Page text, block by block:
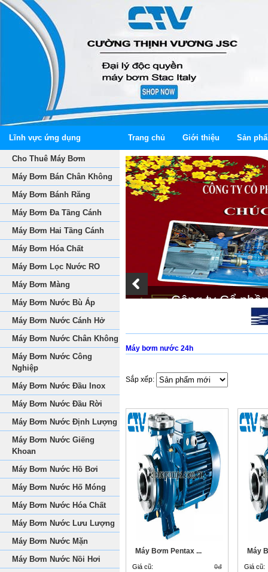
Lĩnh vực ứng dụng Trang chủ Giới thiệu Sản
Cho Thuê Máy Bơm
Máy Bơm Bán Chân Không
Máy Bơm Bánh Răng
Máy Bơm Đa Tầng Cánh
Máy Bơm Hai Tầng Cánh
Máy Bơm Hóa Chất
Máy Bơm Lọc Nước RO
Máy Bơm Màng
Máy Bơm Nước Bù Áp
Máy Bơm Nước Cánh Hở
Máy Bơm Nước Chân Không
Máy Bơm Nước Công
Nghiệp
Máy Bơm Nước Đầu Inox
Máy Bơm Nước Đầu Rời
Máy Bơm Nước Định Lượng
Máy Bơm Nước Giếng
Khoan
Máy Bơm Nước Hồ Bơi
Máy Bơm Nước Hố Móng
Máy Bơm Nước Hóa Chất
Máy Bơm Nước Lưu Lượng
Máy Bơm Nước Mặn
Máy Bơm Nước Nồi Hơi
Công ty Cổ
Máy bơm nước 24h
Sắp xếp:
Máy Bơm Pentax ...
Giá cũ: 0đ
Máy
Giá cũ: